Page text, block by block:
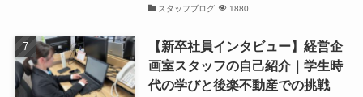
スタッフブログ 1880
【新卒社員インタビュー】経営企
画室スタッフの自己紹介｜学生時
代の学びと後楽不動産での挑戦